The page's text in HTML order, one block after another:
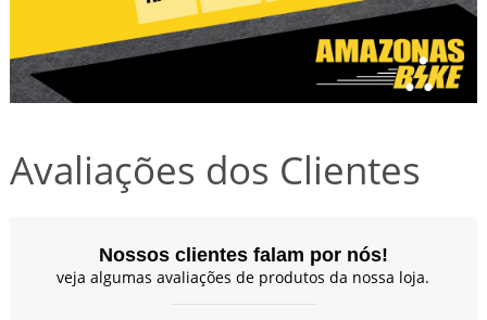
Avaliações dos Clientes
Nossos clientes falam por nós!
veja algumas avaliações de produtos da nossa loja.